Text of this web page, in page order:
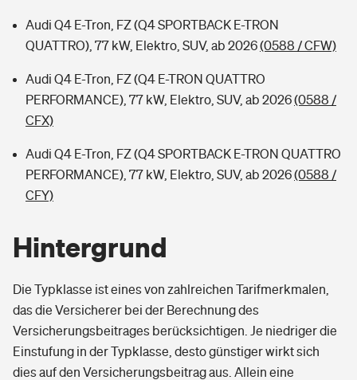
Audi Q4 E-Tron, FZ (Q4 SPORTBACK E-TRON
QUATTRO), 77 kW, Elektro, SUV, ab 2026(0588 / CFW)
Audi Q4 E-Tron, FZ (Q4 E-TRON QUATTRO
PERFORMANCE), 77 kW, Elektro, SUV, ab 2026(0588 /
CFX)
Audi Q4 E-Tron, FZ (Q4 SPORTBACK E-TRON QUATTRO
PERFORMANCE), 77 kW, Elektro, SUV, ab 2026(0588 /
CFY)
Hintergrund
Die Typklasse ist eines von zahlreichen Tarifmerkmalen,
das die Versicherer bei der Berechnung des
Versicherungsbeitrages berücksichtigen. Je niedriger die
Einstufung in der Typklasse, desto günstiger wirkt sich
dies auf den Versicherungsbeitrag aus. Allein eine